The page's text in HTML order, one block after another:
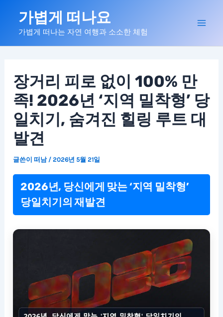
로
가볍게 떠나요
가볍게 떠나는 자연 여행과 소소한 체험
장거리 피로 없이 100% 만
족! 2026년 ‘지역 밀착형’ 당
일치기, 숨겨진 힐링 루트 대
발견
글쓴이떠남 /2026년 5월 21일
2026년, 당신에게 맞는 ‘지역 밀착형’
당일치기의 재발견